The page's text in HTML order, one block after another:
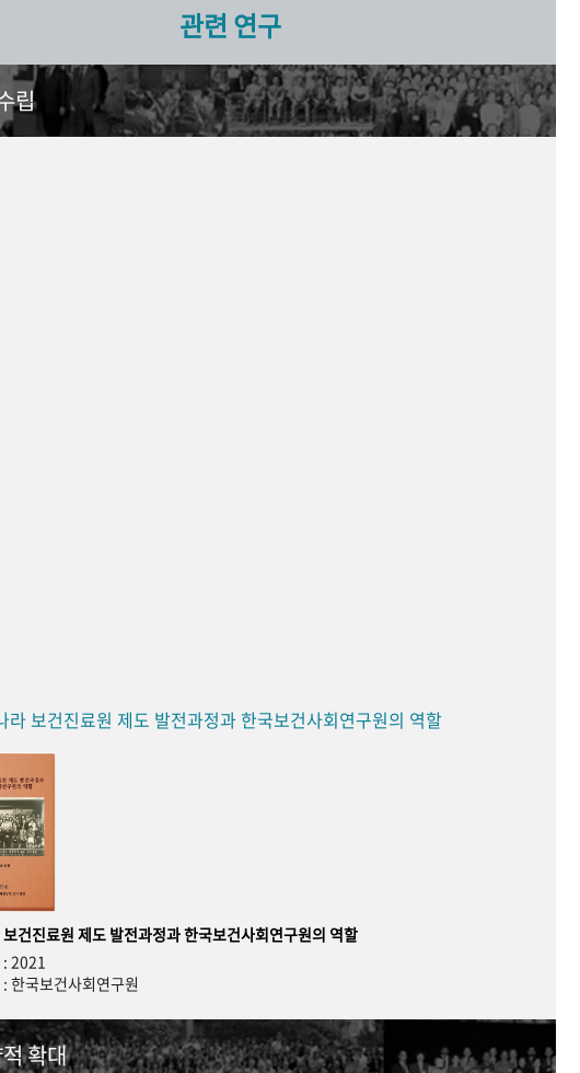
관련 연구
립
라 보건진료원 제도 발전과정과 한국보건사회연구원의 역할
건진료원 제도 발전과정과 한국보건사회연구원의 역할
: 2021
한국보건사회연구원
확대